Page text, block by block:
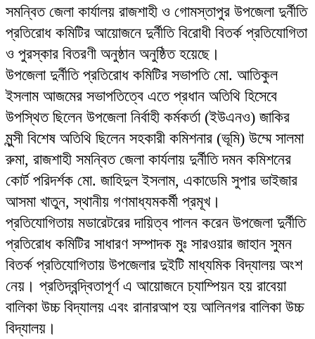
সমন্বিত জেলা কার্যালয় রাজশাহী ও গোমস্তাপুর উপজেলা দুর্নীতি
প্রতিরোধ কমিটির আয়োজনে দুর্নীতি বিরোধী বিতর্ক প্রতিযোগিতা
ও পুরস্কার বিতরণী অনুষ্ঠান অনুষ্ঠিত হয়েছে।
উপজেলা দুর্নীতি প্রতিরোধ কমিটির সভাপতি মো. আতিকুল
ইসলাম আজমের সভাপতিত্বে এতে প্রধান অতিথি হিসেবে
উপস্থিত ছিলেন উপজেলা নির্বাহী কর্মকর্তা (ইউএনও) জাকির
মুন্সী বিশেষ অতিথি ছিলেন সহকারী কমিশনার (ভূমি) উম্মে সালমা
রুমা, রাজশাহী সমন্বিত জেলা কার্যলায় দুর্নীতি দমন কমিশনের
কোর্ট পরিদর্শক মো. জাহিদুল ইসলাম, একাডেমি সুপার ভাইজার
আসমা খাতুন, স্থানীয় গণমাধ্যমকর্মী প্রমূখ।
প্রতিযোগিতায় মডারেটরের দায়িত্ব পালন করেন উপজেলা দুর্নীতি
প্রতিরোধ কমিটির সাধারণ সম্পাদক মুঃ সারওয়ার জাহান সুমন
বিতর্ক প্রতিযোগিতায় উপজেলার দুইটি মাধ্যমিক বিদ্যালয় অংশ
নেয়। প্রতিদ্বন্দ্বিতাপূর্ণ এ আয়োজনে চ্যাম্পিয়ন হয় রাবেয়া
বালিকা উচ্চ বিদ্যালয় এবং রানারআপ হয় আলিনগর বালিকা উচ্চ
বিদ্যালয়।